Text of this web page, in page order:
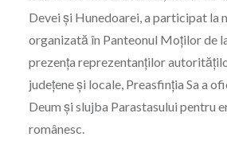
Devei și Hunedoarei, a participat la
organizată în Panteonul Moților de
prezența reprezentanților
județene și locale, Preasfinția Sa a
Deum și slujba Parastasului pentru
românesc.